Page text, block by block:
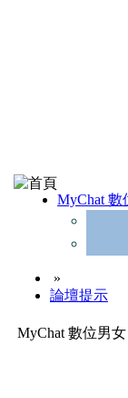
MyChat 數
»
論壇提示
MyChat 數位男